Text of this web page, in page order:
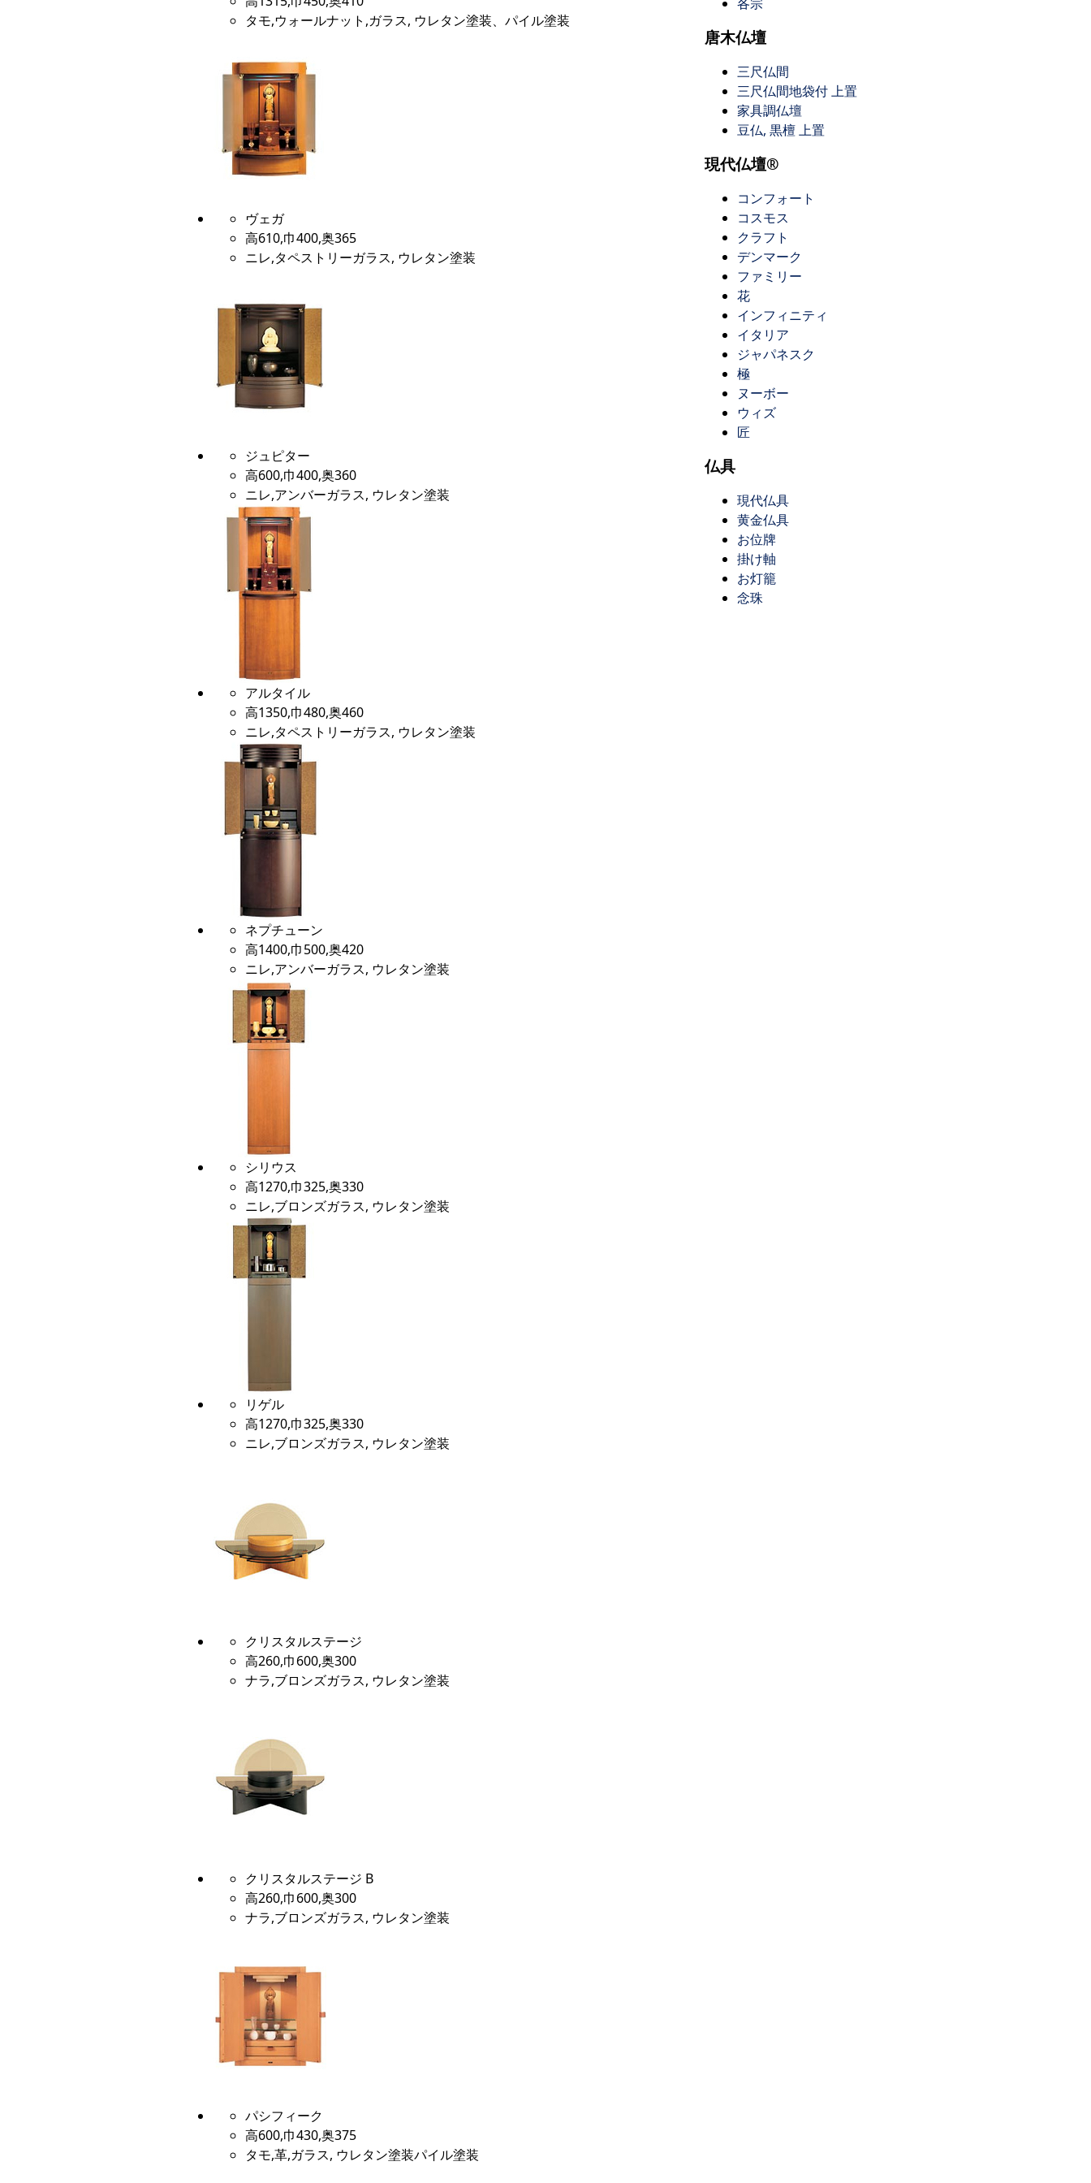
タモ,ウォールナット,ガラス, ウレタン塗装、パイル塗装
ヴェガ
高610,巾400,奥365
ニレ,タペストリーガラス, ウレタン塗装
ジュピター
高600,巾400,奥360
ニレ,アンバーガラス, ウレタン塗装
アルタイル
高1350,巾480,奥460
ニレ,タペストリーガラス, ウレタン塗装
ネプチューン
高1400,巾500,奥420
ニレ,アンバーガラス, ウレタン塗装
シリウス
高1270,巾325,奥330
ニレ,ブロンズガラス, ウレタン塗装
リゲル
高1270,巾325,奥330
ニレ,ブロンズガラス, ウレタン塗装
クリスタルステージ
高260,巾600,奥300
ナラ,ブロンズガラス, ウレタン塗装
クリスタルステージ B
高260,巾600,奥300
ナラ,ブロンズガラス, ウレタン塗装
パシフィーク
高600,巾430,奥375
タモ,革,ガラス, ウレタン塗装パイル塗装
唐木仏壇
三尺仏間
三尺仏間地袋付 上置
家具調仏壇
豆仏, 黒檀 上置
現代仏壇®
コンフォート
コスモス
クラフト
デンマーク
ファミリー
花
インフィニティ
イタリア
ジャパネスク
極
ヌーボー
ウィズ
匠
仏具
現代仏具
黄金仏具
お位牌
掛け軸
お灯籠
念珠